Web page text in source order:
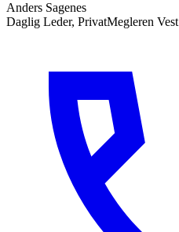
Anders Sagenes
Daglig Leder, PrivatMegleren Vest